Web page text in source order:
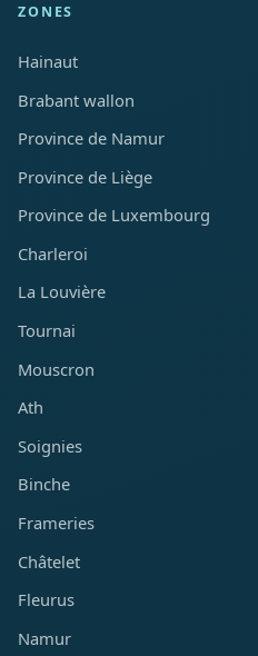
ZONES
Hainaut
Brabant wallon
Province de Namur
Province de Liège
Province de Luxembourg
Charleroi
La Louvière
Tournai
Mouscron
Ath
Soignies
Binche
Frameries
Châtelet
Fleurus
Namur